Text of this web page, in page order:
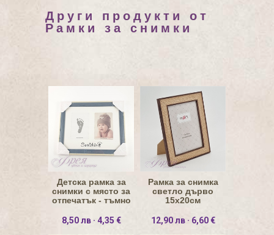
Други продукти от
Рамки за снимки
Детска рамка за
снимки с място за
отпечатък - тъмно
8,50 лв · 4,35 €
Рамка за снимка
светло дърво
15х20см
12,90 лв · 6,60 €